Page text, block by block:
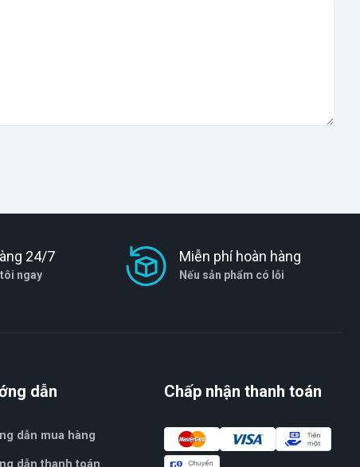
24/7
ngay
Miễn phí hoàn hàng
Nếu sản phẩm có lỗi
dẫn
dẫn mua hàng
dẫn thanh toán
Chấp nhận thanh toán